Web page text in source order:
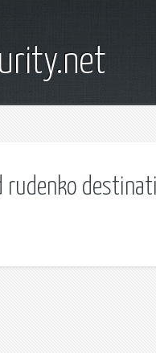
rudenko